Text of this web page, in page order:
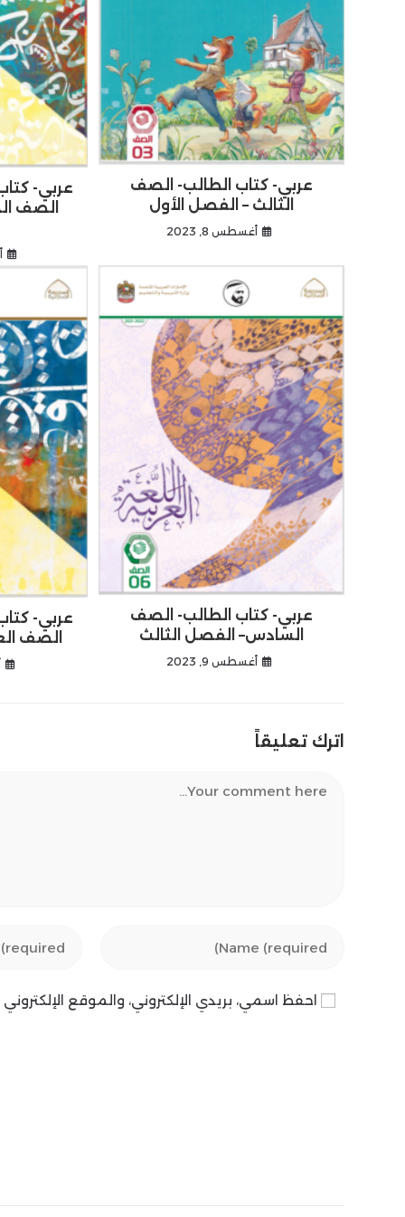
عربي-
الصف
عربي- كتاب الطالب- الصف
الثالث – الفصل الأول
أغسطس 8, 2023
عربي-
الصف
عربي- كتاب الطالب- الصف
السادس– الفصل الثالث
أغسطس 9, 2023
اترك تعليقاً
your
or
your
addressاحفظ اسمي، بريدي الإلكتروني، والموقع